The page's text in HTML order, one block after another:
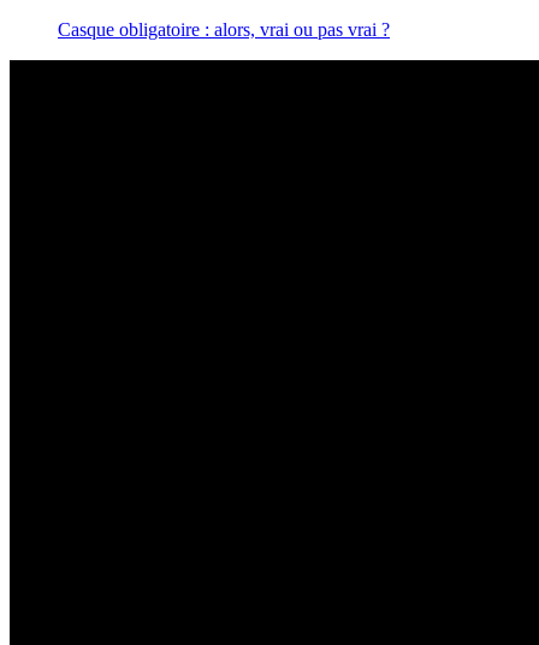
Casque obligatoire : alors, vrai ou pas vrai ?